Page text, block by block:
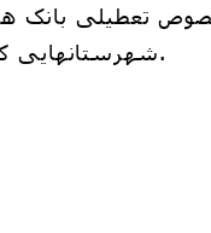
تعطیلی بانک
شهرستانهایی که ادارات تعطیل شده (مشروط بر دایر بودن شعب کشیک) می باشد.